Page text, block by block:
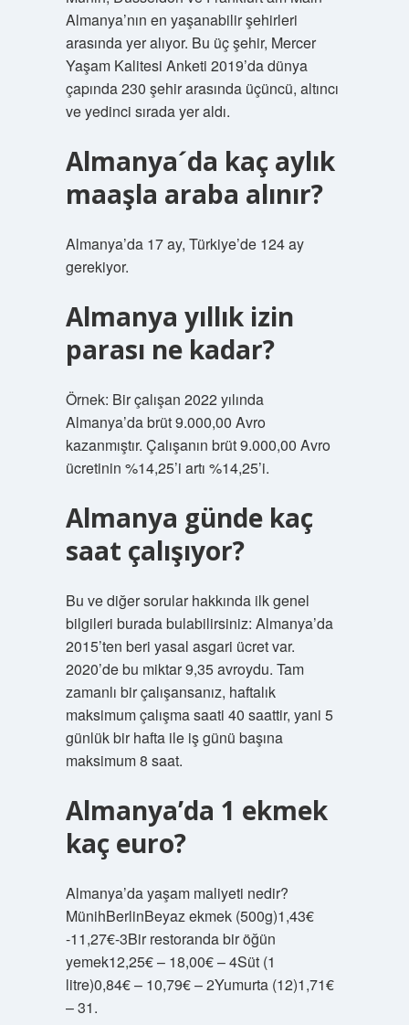
Almanya’nın en yaşanabilir şehirleri
arasında yer alıyor. Bu üç şehir, Mercer
Yaşam Kalitesi Anketi 2019’da dünya
çapında 230 şehir arasında üçüncü, altıncı
ve yedinci sırada yer aldı.
Almanya´da kaç aylık
maaşla araba alınır?
Almanya’da 17 ay, Türkiye’de 124 ay
gerekiyor.
Almanya yıllık izin
parası ne kadar?
Örnek: Bir çalışan 2022 yılında
Almanya’da brüt 9.000,00 Avro
kazanmıştır. Çalışanın brüt 9.000,00 Avro
ücretinin %14,25’i artı %14,25’i.
Almanya günde kaç
saat çalışıyor?
Bu ve diğer sorular hakkında ilk genel
bilgileri burada bulabilirsiniz: Almanya’da
2015’ten beri yasal asgari ücret var.
2020’de bu miktar 9,35 avroydu. Tam
zamanlı bir çalışansanız, haftalık
maksimum çalışma saati 40 saattir, yani 5
günlük bir hafta ile iş günü başına
maksimum 8 saat.
Almanya’da 1 ekmek
kaç euro?
Almanya’da yaşam maliyeti nedir?
MünihBerlinBeyaz ekmek (500g)1,43€
-11,27€-3Bir restoranda bir öğün
yemek12,25€ – 18,00€ – 4Süt (1
litre)0,84€ – 10,79€ – 2Yumurta (12)1,71€
– 31.